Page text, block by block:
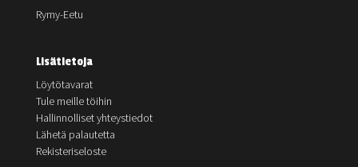
Rymy-Eetu
Lisätietoja
Löytötavarat
Tule meille töihin
Hallinnolliset yhteystiedot
Lähetä palautetta
Rekisteriseloste